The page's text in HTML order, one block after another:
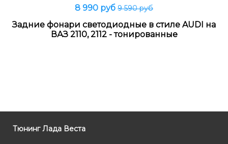
8 990 руб 9 590 руб
Задние фонари светодиодные в стиле AUDI на
ВАЗ 2110, 2112 - тонированные
Тюнинг Лада Веста